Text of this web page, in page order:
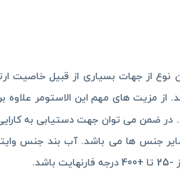
نوع از جهات بسیاری از قبیل
از مزیت های مهم این الاستومر علاوه
در ضمن می توان جهت دستیابی به
جنس ها می باشد. آب بند جنس